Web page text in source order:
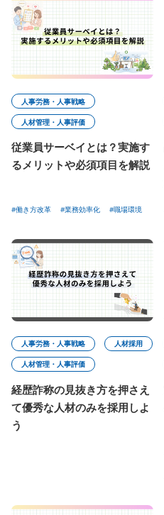
人事労務・人事戦略
人材管理・人事評価
従業員サーベイとは？実施す
るメリットや必須項目を解説
#働き方改革 #業務効率化 #職場環境
人事労務・人事戦略 人材採用
人材管理・人事評価
経歴詐称の見抜き方を押さえ
て優秀な人材のみを採用しよ
う